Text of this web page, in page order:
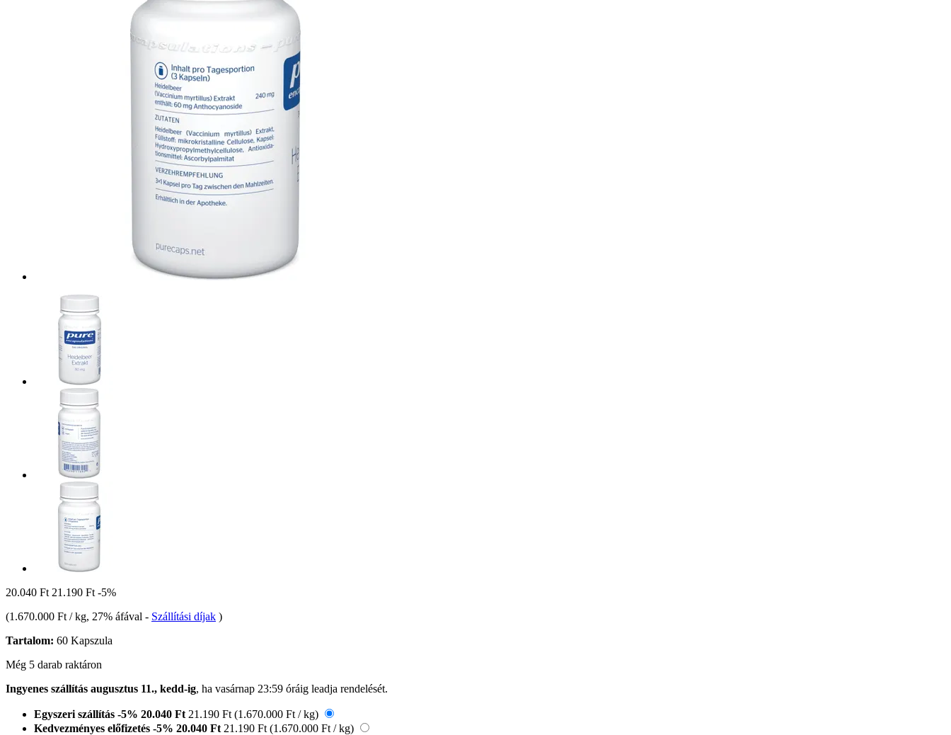
20.040 Ft 21.190 Ft -5%
(1.670.000 Ft / kg, 27% áfával - Szállítási díjak )
Tartalom: 60 Kapszula
Még 5 darab raktáron
Ingyenes szállítás augusztus 11., kedd-ig, ha vasárnap 23:59 óráig leadja rendelését.
Egyszeri szállítás -5% 20.040 Ft 21.190 Ft (1.670.000 Ft / kg)
Kedvezményes előfizetés -5% 20.040 Ft 21.190 Ft (1.670.000 Ft / kg)